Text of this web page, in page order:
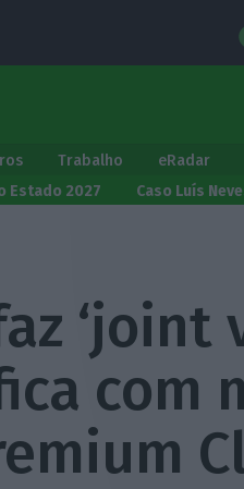
Trabalho eRadar
Estado 2027
Caso Luís
‘joint
com